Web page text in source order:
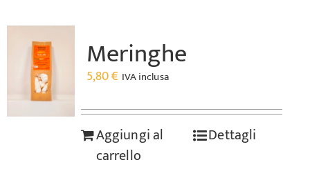
Meringhe
5,80€ IVA inclusa
Aggiungi al
carrello
Dettagli